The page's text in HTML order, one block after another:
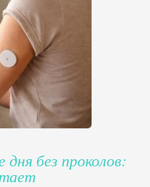
без проколов: